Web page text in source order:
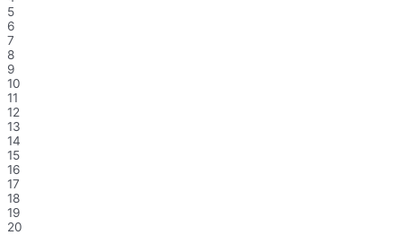
5
6
7
8
9
10
11
12
13
14
15
16
17
18
19
20